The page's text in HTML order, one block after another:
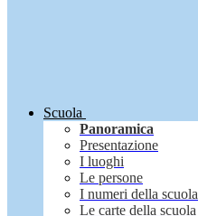
Scuola
Panoramica
Presentazione
I luoghi
Le persone
I numeri della scuola
Le carte della scuola